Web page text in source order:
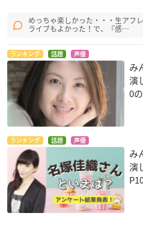
めっちゃ楽しかった・・・生アフ
ライブもよかった！で、『感…
ランキング 話題 声優
み
演
0
ランキング 話題 声優
み
演